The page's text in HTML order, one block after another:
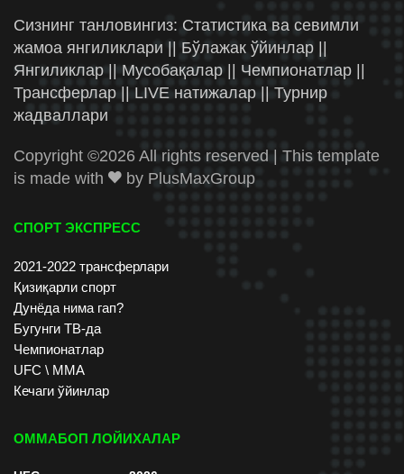
Сизнинг танловингиз: Статистика ва севимли
жамоа янгиликлари || Бўлажак ўйинлар ||
Янгиликлар || Мусобақалар || Чемпионатлар ||
Трансферлар || LIVE натижалар || Турнир
жадваллари
Copyright ©2026 All rights reserved | This template
is made with
by PlusMaxGroup
СПОРТ ЭКСПРЕСС
2021-2022 трансферлари
Қизиқарли спорт
Дунёда нима гап?
Бугунги ТВ-да
Чемпионатлар
UFC \ ММА
Кечаги ўйинлар
ОММАБОП ЛОЙИХАЛАР